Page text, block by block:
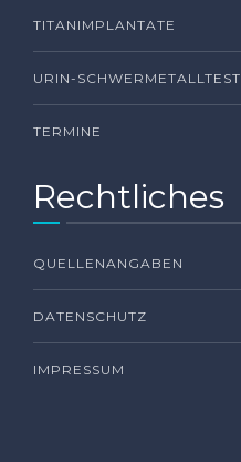
TITANIMPLANTATE
URIN-SCHWERMETALLTEST
TERMINE
Rechtliches
QUELLENANGABEN
DATENSCHUTZ
IMPRESSUM